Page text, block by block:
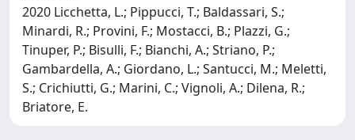
2020 Licchetta, L.; Pippucci, T.; Baldassari, S.;
Minardi, R.; Provini, F.; Mostacci, B.; Plazzi, G.;
Tinuper, P.; Bisulli, F.; Bianchi, A.; Striano, P.;
Gambardella, A.; Giordano, L.; Santucci, M.; Meletti,
S.; Crichiutti, G.; Marini, C.; Vignoli, A.; Dilena, R.;
Briatore, E.